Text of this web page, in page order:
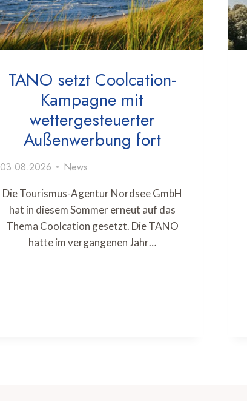
TANO setzt Coolcation-
Kampagne mit
wettergesteuerter
Außenwerbung fort
03.08.2026 News
Die Tourismus-Agentur Nordsee GmbH
hat in diesem Sommer erneut auf das
Thema Coolcation gesetzt. Die TANO
hatte im vergangenen Jahr…